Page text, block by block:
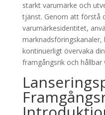
starkt varumärke och
tjänst. Genom att förstå
varumärkesidentitet,
marknadsföringskanaler,
kontinuerligt övervaka
framgångsrik och hållbar